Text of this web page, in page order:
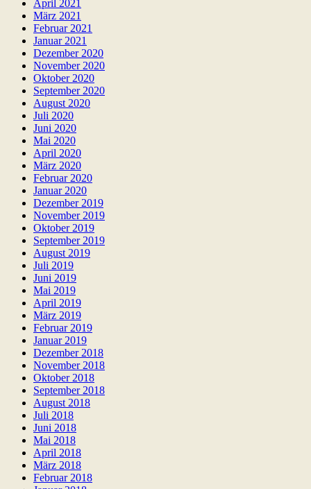
April 2021
März 2021
Februar 2021
Januar 2021
Dezember 2020
November 2020
Oktober 2020
September 2020
August 2020
Juli 2020
Juni 2020
Mai 2020
April 2020
März 2020
Februar 2020
Januar 2020
Dezember 2019
November 2019
Oktober 2019
September 2019
August 2019
Juli 2019
Juni 2019
Mai 2019
April 2019
März 2019
Februar 2019
Januar 2019
Dezember 2018
November 2018
Oktober 2018
September 2018
August 2018
Juli 2018
Juni 2018
Mai 2018
April 2018
März 2018
Februar 2018